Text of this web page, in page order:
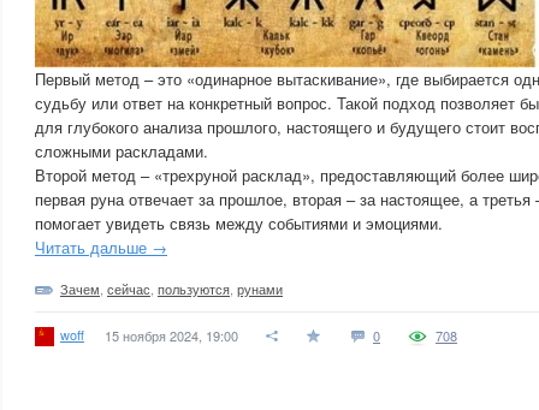
Первый метод – это «одинарное вытаскивание», где выбирается
судьбу или ответ на конкретный вопрос. Такой подход позволяет
для глубокого анализа прошлого, настоящего и будущего стоит
сложными раскладами.
Второй метод – «трехруной расклад», предоставляющий более
первая руна отвечает за прошлое, вторая – за настоящее, а
помогает увидеть связь между событиями и эмоциями.
Читать дальше →
Зачем сейчас пользуются рунами
woff 15 ноября 2024, 19:00 0 708